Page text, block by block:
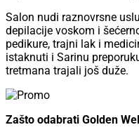
Salon nudi raznovrsne
depilacije voskom i
pedikure, trajni lak i
istaknuti i Sarinu
tretmana trajali još duže.
Zašto odabrati Golden